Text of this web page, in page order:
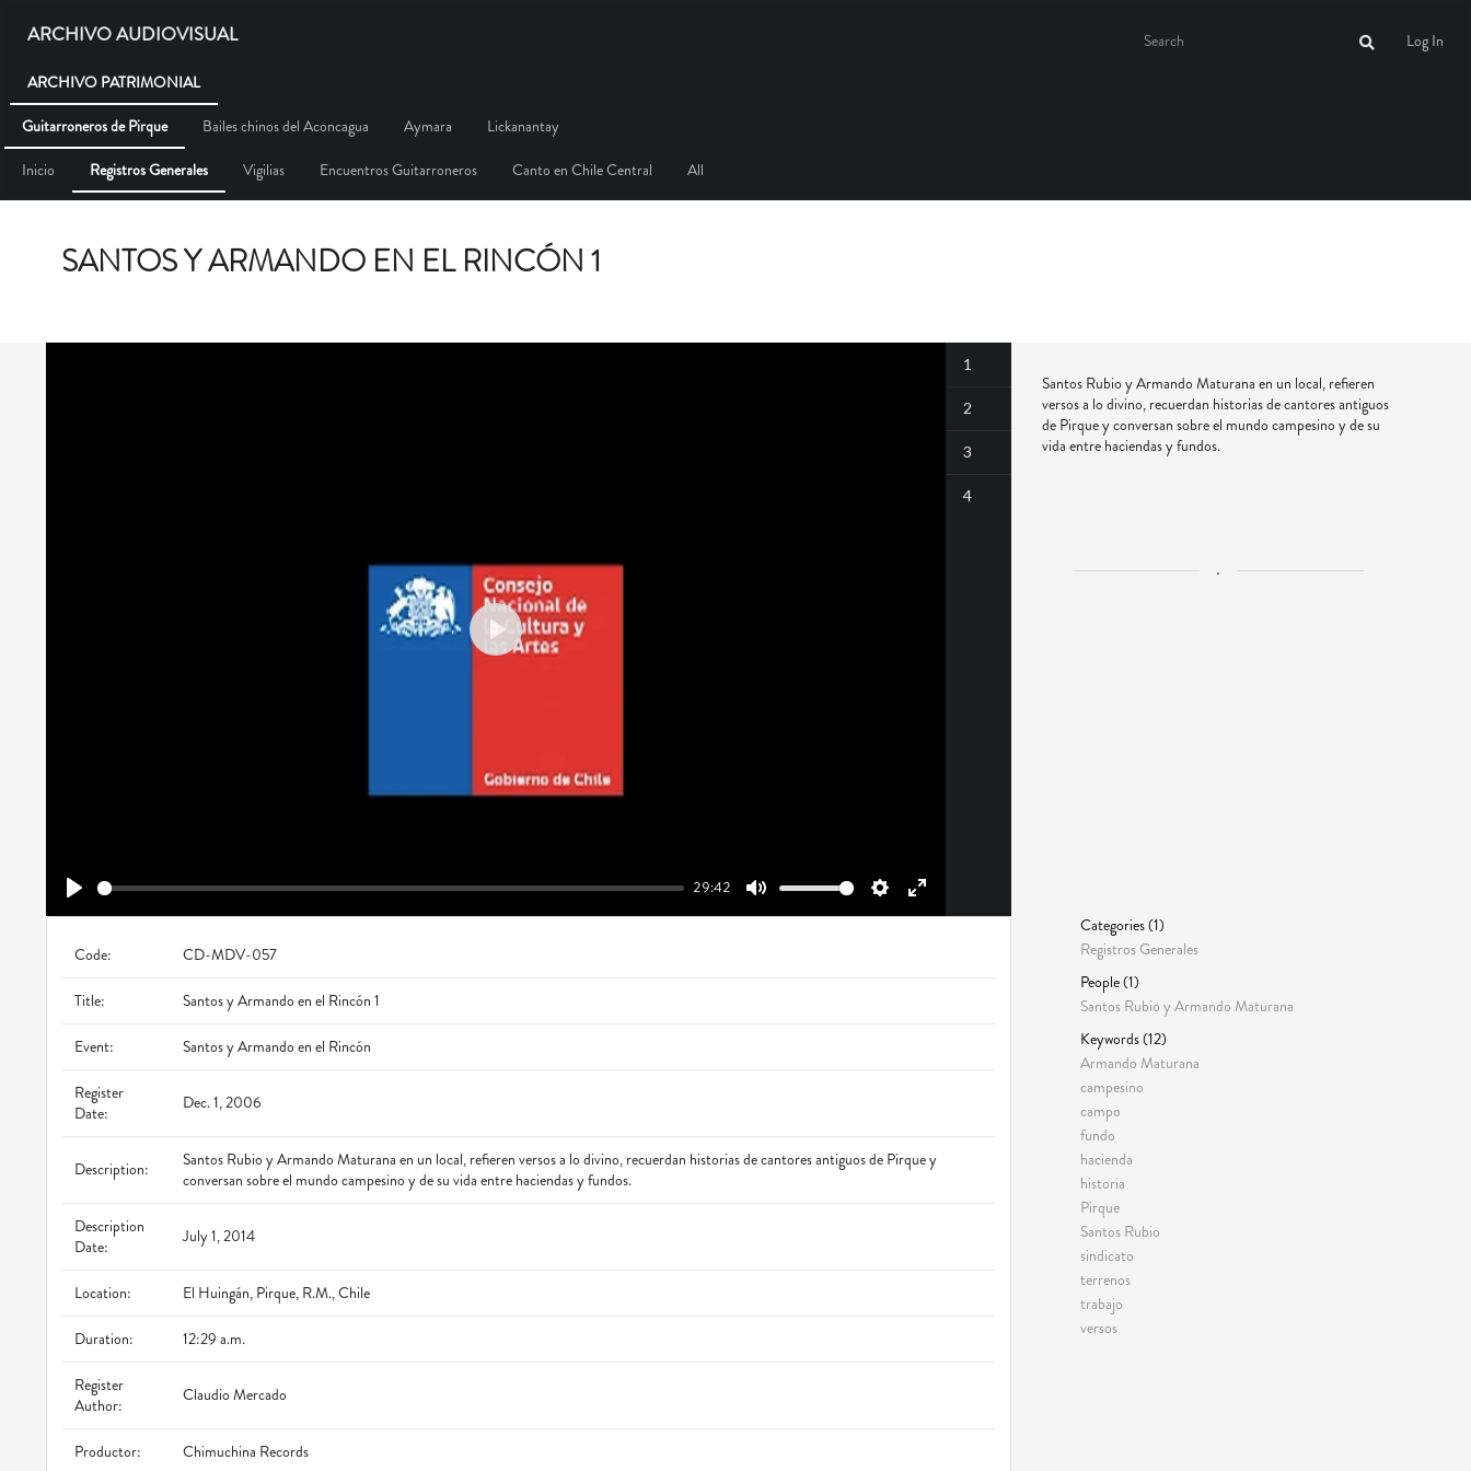
ARCHIVO AUDIOVISUAL
Log In
ARCHIVO PATRIMONIAL
Guitarroneros de Pirque
Bailes chinos del Aconcagua Aymara
Lickanantay
Inicio
Registros Generales Vigilias Encuentros Guitarroneros Canto en Chile Central All
SANTOS Y ARMANDO EN EL RINCÓN 1
29:42
Play
1
2
3
4
Santos Rubio y Armando Maturana en un local, refieren
versos a lo divino, recuerdan historias de cantores antiguos
de Pirque y conversan sobre el mundo campesino y de su
vida entre haciendas y fundos.
.
Code: CD-MDV-057
Title: Santos y Armando en el Rincón 1
Event: Santos y Armando en el Rincón
Register
Date:
Dec. 1, 2006
Description:
Santos Rubio y Armando Maturana en un local, refieren versos a lo divino, recuerdan historias de cantores antiguos de Pirque y
conversan sobre el mundo campesino y de su vida entre haciendas y fundos.
Description
Date:
July 1, 2014
Location: El Huingán, Pirque, R.M., Chile
Duration: 12:29 a.m.
Register
Author:
Claudio Mercado
Productor: Chimuchina Records
Categories (1)
Registros Generales
People (1)
Santos Rubio y Armando Maturana
Keywords (12)
Armando Maturana
campesino
campo
fundo
hacienda
historia
Pirque
Santos Rubio
sindicato
terrenos
trabajo
versos